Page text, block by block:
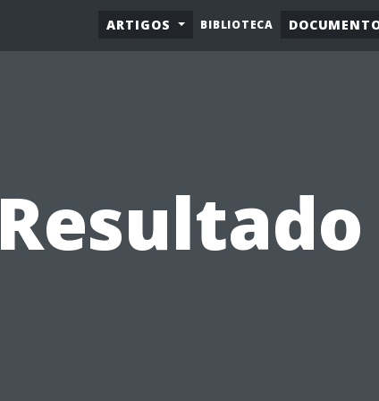
ARTIGOS BIBLIOTECA
Resultado